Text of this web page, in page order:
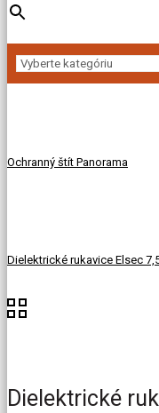
Ochranný štít Panorama
Dielektrické rukavice Elsec
Dielektrické